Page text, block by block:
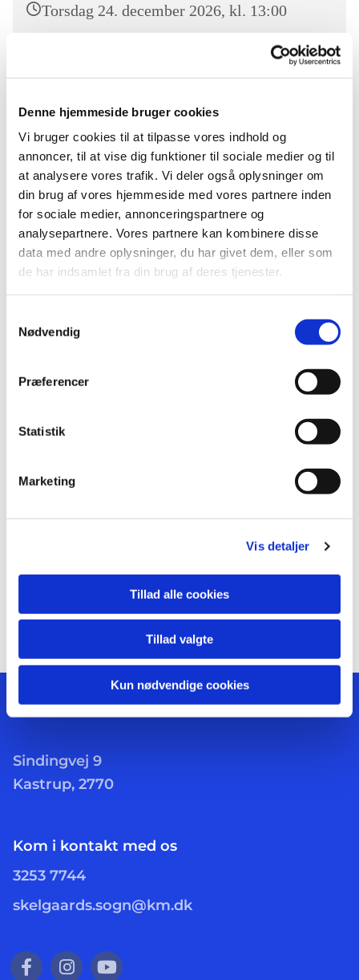
Denne hjemmeside bruger cookies
Vi bruger cookies til at tilpasse vores indhold og
annoncer, til at vise dig funktioner til sociale medier og til
at analysere vores trafik. Vi deler også oplysninger om
din brug af vores hjemmeside med vores partnere inden
for sociale medier, annonceringspartnere og
analysepartnere. Vores partnere kan kombinere disse
data med andre oplysninger, du har givet dem, eller som
de har indsamlet fra din brug af deres tjenester.
Nødvendig
Præferencer
Statistik
Marketing
Vis detaljer
Tillad alle cookies
Tillad valgte
Kun nødvendige cookies
Torsdag 24. december 2026, kl. 13:00
Du vil måske også kunne lide...
Sindingvej 9
Kastrup, 2770
Kom i kontakt med os
3253 7744
skelgaards.sogn@km.dk